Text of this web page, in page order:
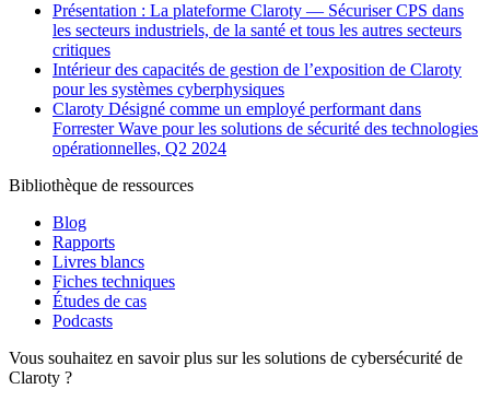
Présentation : La plateforme Claroty — Sécuriser CPS dans
les secteurs industriels, de la santé et tous les autres secteurs
critiques
Intérieur des capacités de gestion de l’exposition de Claroty
pour les systèmes cyberphysiques
Claroty Désigné comme un employé performant dans
Forrester Wave pour les solutions de sécurité des technologies
opérationnelles, Q2 2024
Bibliothèque de ressources
Blog
Rapports
Livres blancs
Fiches techniques
Études de cas
Podcasts
Vous souhaitez en savoir plus sur les solutions de cybersécurité de
Claroty ?